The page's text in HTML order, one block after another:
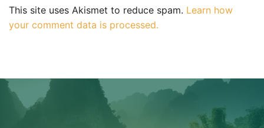
This site uses Akismet to reduce spam. Learn how
your comment data is processed.